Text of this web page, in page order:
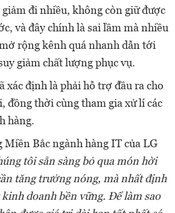
đi nhiều, không còn giữ được
và đây chính là sai lầm mà nhiều
rộng kênh quá nhanh dẫn tới
giảm chất lượng phục vụ.
xác định là phải hỗ trợ đầu ra cho
đồng thời cùng tham gia xử lí các
hàng.
Miền Bắc ngành hàng IT của LG
tôi sẵn sàng bỏ qua món hời
tăng trưởng nóng, mà nhất định
doanh bền vững. Để làm sao